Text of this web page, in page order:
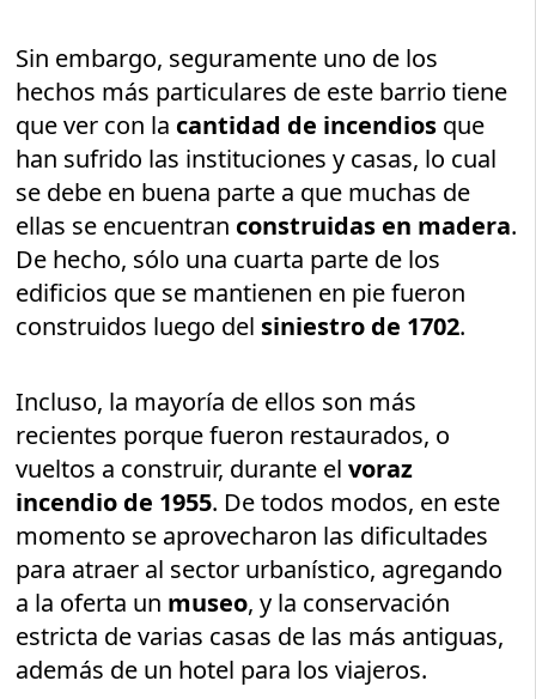
Sin embargo, seguramente uno de los
hechos más particulares de este barrio tiene
que ver con la cantidad de incendios que
han sufrido las instituciones y casas, lo cual
se debe en buena parte a que muchas de
ellas se encuentran construidas en madera.
De hecho, sólo una cuarta parte de los
edificios que se mantienen en pie fueron
construidos luego del siniestro de 1702.
Incluso, la mayoría de ellos son más
recientes porque fueron restaurados, o
vueltos a construir, durante elvoraz
incendio de 1955. De todos modos, en este
momento se aprovecharon las dificultades
para atraer al sector urbanístico, agregando
a la oferta un museo, y la conservación
estricta de varias casas de las más antiguas,
además de un hotel para los viajeros.